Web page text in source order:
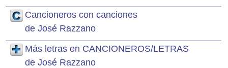
Cancioneros con canciones
de José Razzano
Más letras en CANCIONEROS/LETRAS
de José Razzano